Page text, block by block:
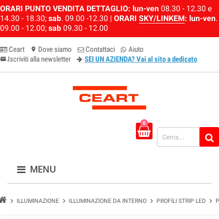
ORARI PUNTO VENDITA DETTAGLIO: lun-ven 08.30 - 12.30 e
14.30 - 18.30; sab. 09.00 -12.30 | ORARI SKY/LINKEM: lun-ven.
09.00 - 12.00; sab 09.30 - 12.00
Ceart location_on Dove siamo Contattaci Aiuto
email-newsletter
Iscriviti alla newsletter SEI UN AZIENDA? Vai al sito a dedicato
0
MENU
chevron_right ILLUMINAZIONE chevron_right ILLUMINAZIONE DA INTERNO chevron_right PROFILI STRIP LED chevron_right